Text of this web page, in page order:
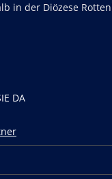
in der Diözese
DA